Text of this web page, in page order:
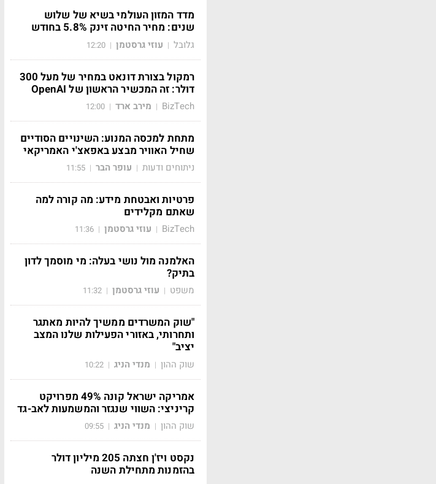
מדד המזון העולמי בשיא של שלוש
שנים: מחיר החיטה זינק 5.8% בחודש
גלובל | עוזי גרסטמן |
12:20
רמקול בצורת דונאט במחיר של מעל 300
דולר: זה המכשיר הראשון של OpenAI
BizTech
| מירב ארד |
12:00
מתחת למכסה המנוע: השינויים הסודיים
שחיל האוויר מבצע באפאצ'י האמריקאי
ניתוחים ודעות | עופר הבר |
11:55
פרטיות ואבטחת מידע: מה קורה למה
שאתם מקלידים
BizTech
| עוזי גרסטמן |
11:36
האלמנה מול נושי בעלה: מי מוסמך לדון
בתיק?
משפט | עוזי גרסטמן |
11:32
"שוק המשרדים ממשיך להיות מאתגר
ותחרותי, באזורי הפעילות שלנו המצב
יציב"
שוק ההון | מנדי הניג |
10:22
אמריקה ישראל קונה 49% מפרויקט
קריניצי: השווי שנגזר והמשמעות לאב-גד
שוק ההון | מנדי הניג |
09:55
נקסט ויז'ן חצתה 205 מיליון דולר
בהזמנות מתחילת השנה